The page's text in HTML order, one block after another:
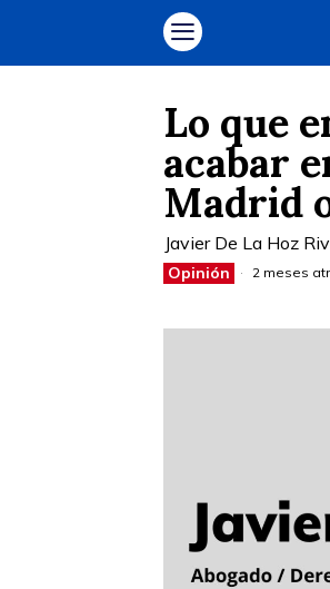
Lo que
acabar
Madrid
Javier De La Hoz
Opinión 2 meses